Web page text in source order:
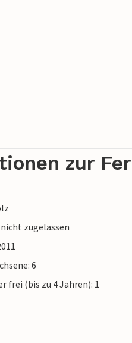
zur
zugelassen
6
frei (bis zu 4 Jahren): 1